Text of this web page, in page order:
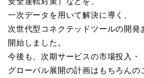
一次データを用いて解決に導く、
次世代型コネクテッドツールの開発
開始しました。
今後も、次期サービスの市場投入・
グローバル展開の計画はもちろんの